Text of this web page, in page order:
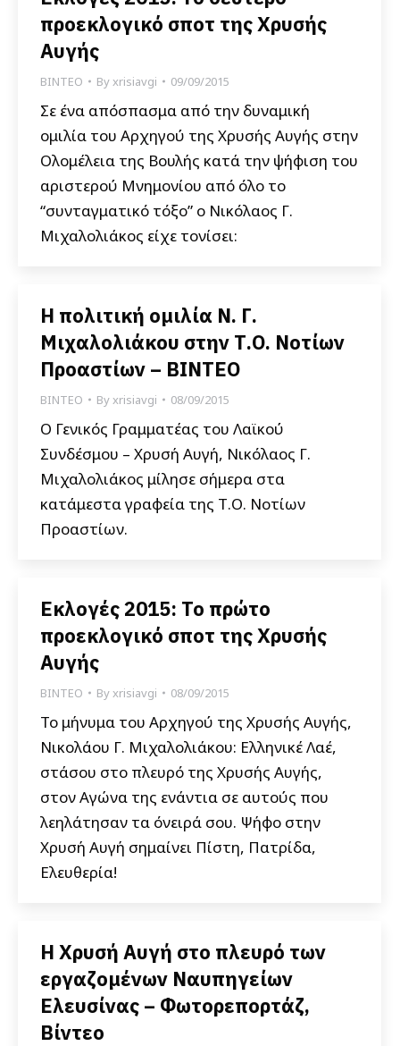
προεκλογικό σποτ της Χρυσής
Αυγής
ΒΙΝΤΕΟ Byxrisiavgi 09/09/2015
Σε ένα απόσπασμα από την δυναμική
ομιλία του Αρχηγού της Χρυσής Αυγής στην
Ολομέλεια της Βουλής κατά την ψήφιση του
αριστερού Μνημονίου από όλο το
“συνταγματικό τόξο” ο Νικόλαος Γ.
Μιχαλολιάκος είχε τονίσει:
H πολιτική ομιλία Ν. Γ.
Μιχαλολιάκου στην Τ.Ο. Νοτίων
Προαστίων – ΒΙΝΤΕΟ
ΒΙΝΤΕΟ Byxrisiavgi 08/09/2015
Ο Γενικός Γραμματέας του Λαϊκού
Συνδέσμου – Χρυσή Αυγή, Νικόλαος Γ.
Μιχαλολιάκος μίλησε σήμερα στα
κατάμεστα γραφεία της Τ.Ο. Νοτίων
Προαστίων.
Εκλογές 2015: Το πρώτο
προεκλογικό σποτ της Χρυσής
Αυγής
ΒΙΝΤΕΟ Byxrisiavgi 08/09/2015
Το μήνυμα του Αρχηγού της Χρυσής Αυγής,
Νικολάου Γ. Μιχαλολιάκου: Ελληνικέ Λαέ,
στάσου στο πλευρό της Χρυσής Αυγής,
στον Αγώνα της ενάντια σε αυτούς που
λεηλάτησαν τα όνειρά σου. Ψήφο στην
Χρυσή Αυγή σημαίνει Πίστη, Πατρίδα,
Ελευθερία!
Η Χρυσή Αυγή στο πλευρό των
εργαζομένων Ναυπηγείων
Ελευσίνας – Φωτορεπορτάζ,
Βίντεο